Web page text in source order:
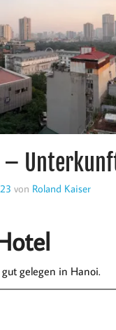
–
von Roland Kaiser
gelegen in Hanoi.